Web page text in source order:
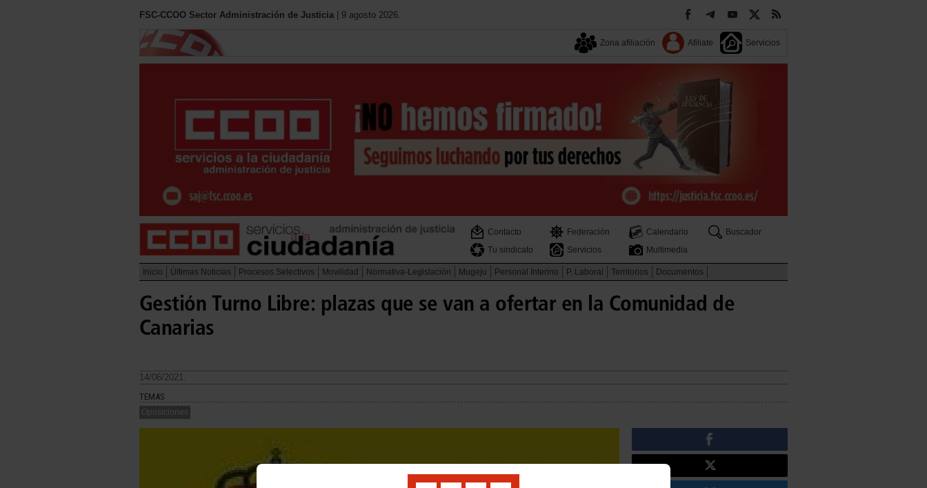
FSC-CCOO Sector Administración de Justicia | 9 agosto 2026.
Zona afiliación Afiliate Servicios
Contacto Federación Calendario
Buscador
Tu sindicato
Servicios Multimedia
Inicio Últimas Noticias Procesos Selectivos Movilidad Normativa-Legislación Mugeju Personal Interino P. Laboral Territorios Documentos
Gestión Turno Libre: plazas que se van a ofertar en la Comunidad de
Canarias
14/06/2021.
TEMAS
Oposiciones